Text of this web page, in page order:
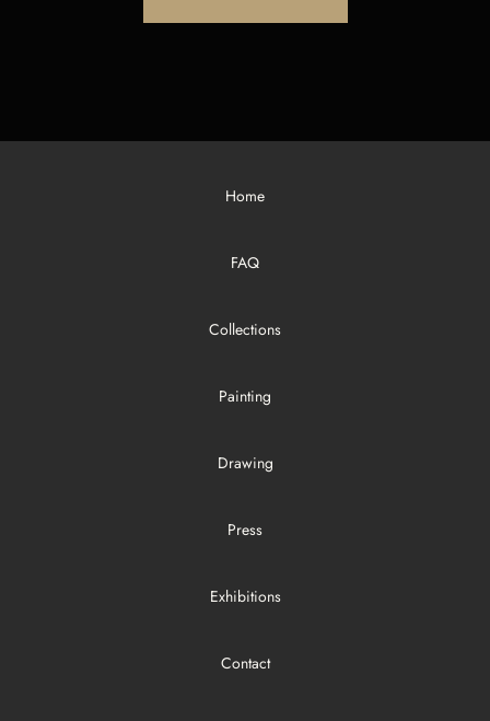
Home
FAQ
Collections
Painting
Drawing
Press
Exhibitions
Contact